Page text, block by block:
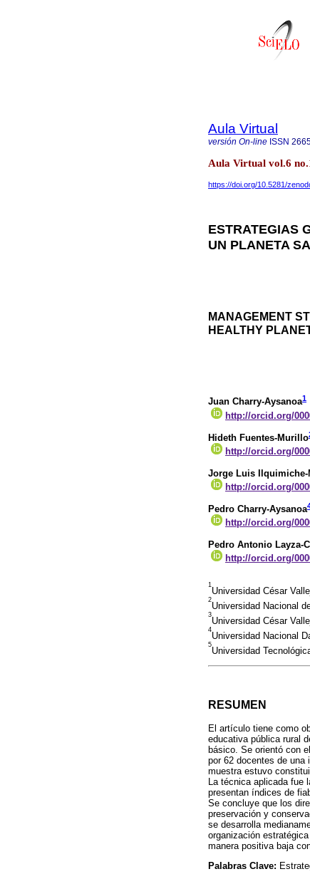
Aula Virtual
versión On-line ISSN
Aula Virtual vol.6
https://doi.org/10.5281/
ESTRATEGIAS
UN PLANETA
MANAGEMENT
HEALTHY
Juan Charry-Aysanoa1
http://orcid.org/
Hideth Fuentes-Murillo
http://orcid.org/
Jorge Luis Ilquimiche-
http://orcid.org/
Pedro Charry-Aysanoa
http://orcid.org/
Pedro Antonio Layza-
http://orcid.org/
1
Universidad César
2
Universidad Nacional
3
Universidad César
4
Universidad Nacional
5
Universidad
RESUMEN
El artículo tiene como
educativa pública rural
básico. Se orientó con
por 62 docentes de
muestra estuvo
La técnica aplicada fue
presentan índices de
Se concluye que los
preservación y
se desarrolla
organización
manera positiva baja
Palabras Clave: